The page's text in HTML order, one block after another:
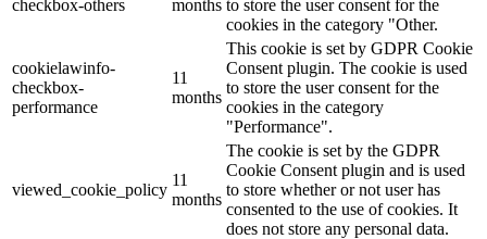
checkbox-others
months to store the user consent for the
cookies in the category "Other.
cookielawinfo-
checkbox-
performance
11
months
This cookie is set by GDPR Cookie
Consent plugin. The cookie is used
to store the user consent for the
cookies in the category
"Performance".
viewed_cookie_policy
11
months
The cookie is set by the GDPR
Cookie Consent plugin and is used
to store whether or not user has
consented to the use of cookies. It
does not store any personal data.